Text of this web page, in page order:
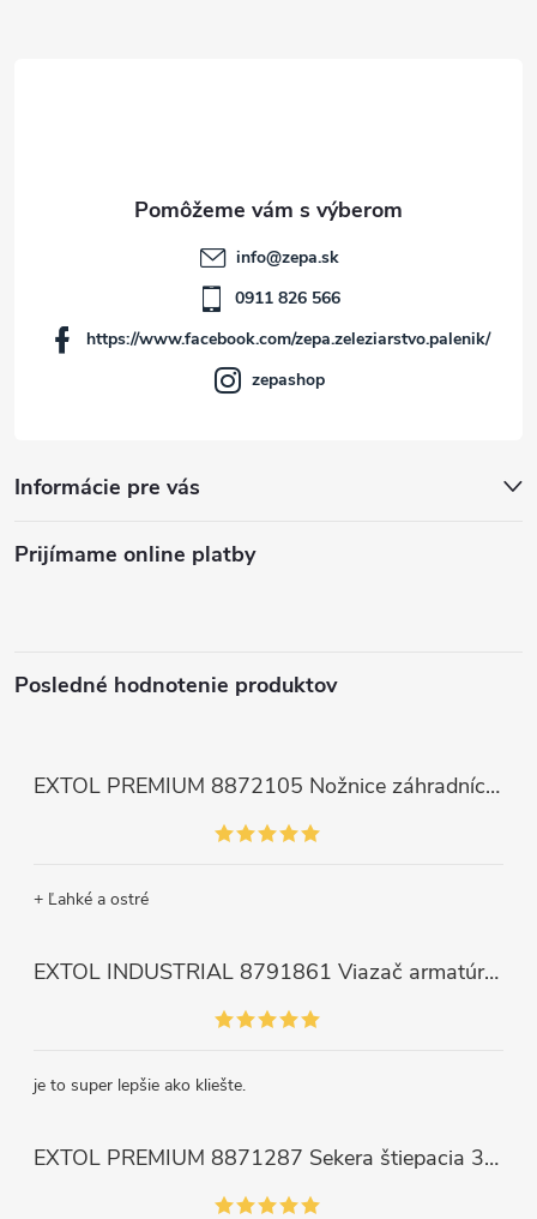
Informácie pre vás
info@zepa.sk
0911 826 566
https://www.facebook.com/zepa.zeleziarstvo.palenik/
zepashop
Prijímame online platby
Posledné hodnotenie produktov
EXTOL PREMIUM 8872105 Nožnice záhradnícke dlhé úzke, 200mm, max. prestrih Ø6mm
+ Ľahké a ostré
EXTOL INDUSTRIAL 8791861 Viazač armatúr aku Share20V, bez aku, drôt 0,8mm, oko 8-34mm, bezuhlíkový motor
je to super lepšie ako kliešte.
EXTOL PREMIUM 8871287 Sekera štiepacia 3500g, nylónová násada 910mm